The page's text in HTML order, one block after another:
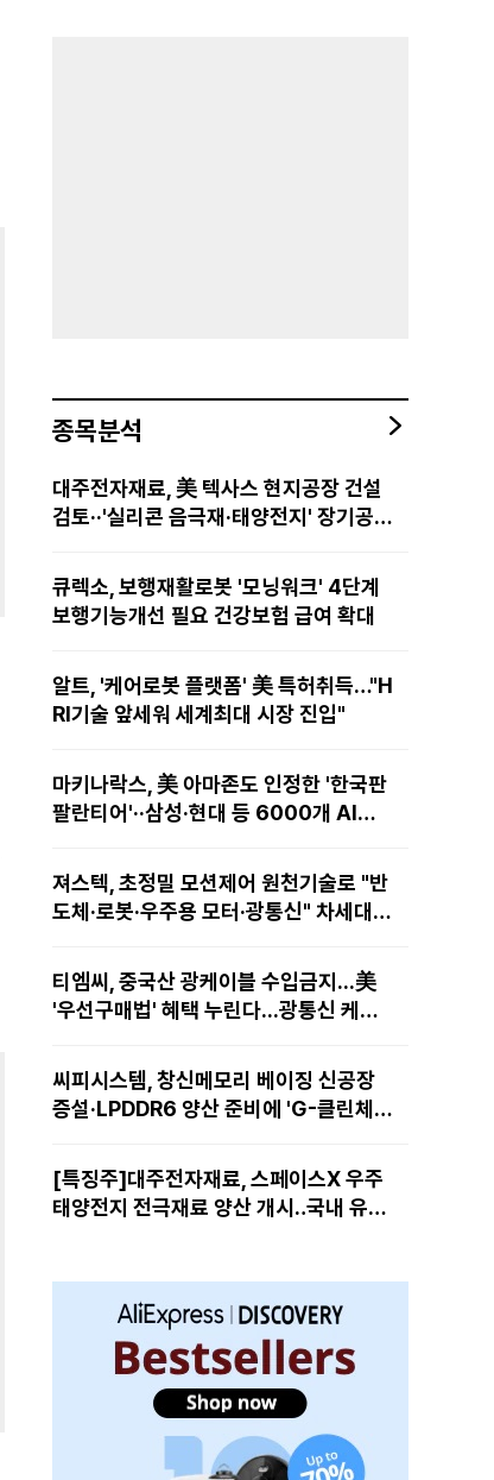
종목분석
대주전자재료, 美 텍사스 현지공장 건설
검토··'실리콘 음극재·태양전지' 장기공급
큐렉소, 보행재활로봇 '모닝워크' 4단계
보행기능개선 필요 건강보험 급여 확대
알트, '케어로봇 플랫폼' 美 특허취득…"H
RI기술 앞세워 세계최대 시장 진입"
마키나락스, 美 아마존도 인정한 '한국판
팔란티어'··삼성·현대 등 6000개 AI모
져스텍, 초정밀 모션제어 원천기술로 "반
도체·로봇·우주용 모터·광통신" 차세대
티엠씨, 중국산 광케이블 수입금지...美
'우선구매법' 혜택 누린다...광통신 케이
씨피시스템, 창신메모리 베이징 신공장
증설·LPDDR6 양산 준비에 'G-클린체
[특징주]대주전자재료, 스페이스X 우주
태양전지 전극재료 양산 개시‥국내 유일